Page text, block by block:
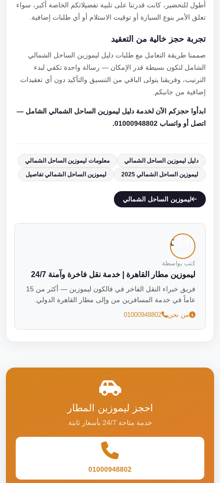
أطول للتحضير، كانت قدرتنا على تلبية تفضيلاتكم الخاصة أكبر، سواء
تعلق الأمر بنوع السيارة أو توقيت الاستلام أو أي طلبات إضافية.
تجربة حجز خالية من التعقيد
صممنا طريقة التعامل مع طلبات دليل ليموزين الساحل الشمالي
الشامل لتكون بسيطة قدر الإمكان — رسالة واحدة تكفي لبدء
الترتيب، وفريقنا يتولى الباقي من التنسيق والتأكيد دون أي تعقيدات
إضافية من جانبكم.
ابدأوا حجزكم الآن لخدمة دليل ليموزين الساحل الشمالي الشامل —
اتصل أو واتساب 01000948802.
دليل ليموزين الساحل الشمالي
معلومات ليموزين الساحل الشمالي
ليموزين الساحل الشمالي 2025
ليموزين الساحل الشمالي تفاصيل
ليموزين الساحل الشمالي
كتب بواسطة
ليموزين مطار القاهرة | خدمة نقل فاخرة وآمنة 24/7
فريق خبراء النقل الفاخر في فالكون ليموزين — أكثر من 15
عاماً في خدمة المسافرين من وإلى مطار القاهرة الدولي.
من نحن 01000948802
احجز ليموزين المطار
خدمة متاحة 24/7 بأسعار ثابتة
01000948802